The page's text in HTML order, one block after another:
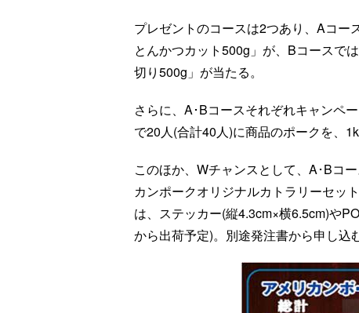
プレゼントのコースは2つあり、Aコー
とんかつカット500g」が、Bコースで
切り500g」が当たる。
さらに、A･Bコースそれぞれキャンペ
で20人(合計40人)に商品のポークを、
このほか、Wチャンスとして、A･Bコ
カンポークオリジナルカトラリーセッ
は、ステッカー(縦4.3cm×横6.5cm)や
から出荷予定)。別途発注書から申し込む